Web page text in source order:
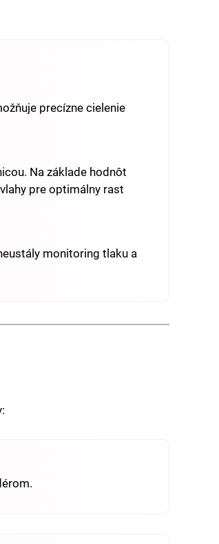
precízne cielenie
Na základe hodnôt
pre optimálny rast
monitoring tlaku a